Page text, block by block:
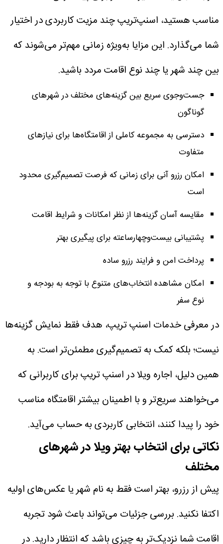
مناسب هستید، اسنپ‌تریپ چند مزیت کاربردی در اختیار
شما می‌گذارد. این مزایا به‌ویژه زمانی مهم‌تر می‌شوند که
بین چند شهر یا چند نوع اقامت مردد باشید.
جست‌وجوی سریع بین گزینه‌های مختلف در شهرهای
گوناگون
دسترسی به مجموعه کاملی از اقامتگاه‌ها برای نیازهای
متفاوت
امکان رزرو آنی برای زمانی که فرصت تصمیم‌گیری محدود
است
مقایسه آسان گزینه‌ها از نظر امکانات و شرایط اقامت
پشتیبانی بیست‌وچهارساعته برای پیگیری بهتر
پرداخت امن و فرایند رزرو ساده
امکان مشاهده انتخاب‌های متنوع با توجه به بودجه و
نوع سفر
در معرفی خدمات اسنپ تریپ، هدف فقط نمایش گزینه‌ها
نیست؛ بلکه کمک به تصمیم‌گیری مطمئن‌تر است. به
همین دلیل، اجاره ویلا در اسنپ تریپ برای کاربرانی که
می‌خواهند سریع‌تر و با اطمینان بیشتر اقامتگاه مناسب
خود را پیدا کنند، انتخابی کاربردی به حساب می‌آید.
نکاتی برای انتخاب بهتر ویلا در شهرهای
مختلف
پیش از رزرو، بهتر است فقط به نام شهر یا عکس‌های اولیه
اکتفا نکنید. بررسی جزئیات می‌تواند باعث شود تجربه
اقامت شما نزدیک‌تر به چیزی باشد که انتظار دارید. در